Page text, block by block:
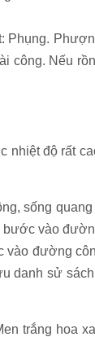
Phụng.
công. Nếu
nhiệt độ rất
sống
bước vào
vào đường
danh sử sách
trắng hoa